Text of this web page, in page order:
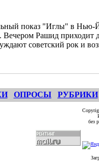
показ "Иглы" в Нью-
Вечером Рашид приходит
советский рок и
ОПРОСЫ РУБРИКИ
без